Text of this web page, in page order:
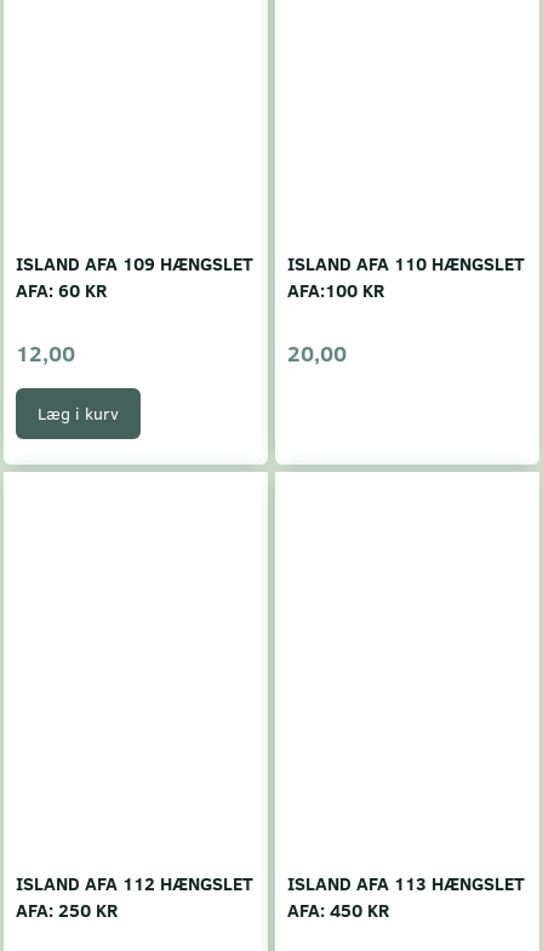
ISLAND AFA 109 HÆNGSLET
AFA: 60 KR
12,00
Læg i kurv
ISLAND AFA 110 HÆNGSLET
AFA:100 KR
20,00
ISLAND AFA 112 HÆNGSLET
AFA: 250 KR
ISLAND AFA 113 HÆNGSLET
AFA: 450 KR